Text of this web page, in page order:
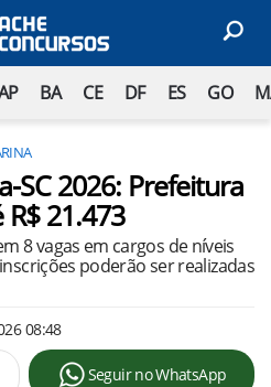
BA CE DF ES GO
SC 2026: Prefeitura
21.473
8 vagas em cargos de níveis
poderão ser realizadas
08:48
Seguir no WhatsApp